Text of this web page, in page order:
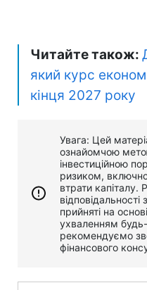
Читайте також:
який курс
кінця 2027 року
Увага: Цей
ознайомчою
інвестиційною
ризиком,
втрати капіталу.
відповідальності
прийняті на
ухваленням будь-
рекомендуємо
фінансового